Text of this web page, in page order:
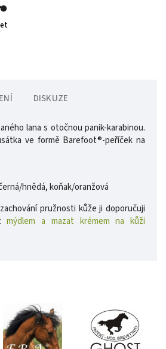
DISKUZE
lana s otočnou panik-karabinou.
ve formě Barefoot®-peříček na
hnědá, koňak/oranžová
pružnosti kůže ji doporučuji
mýdlem a mazat krémem na kůži